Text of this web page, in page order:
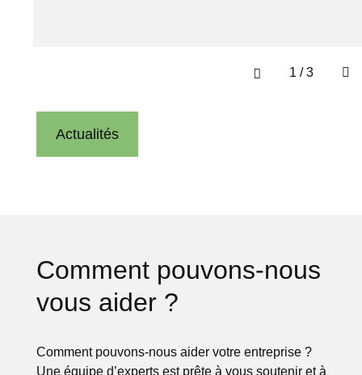
1 /3
Actualités
Comment pouvons-nous
vous aider ?
Comment pouvons-nous aider votre entreprise ?
Une équipe d’experts est prête à vous soutenir et à